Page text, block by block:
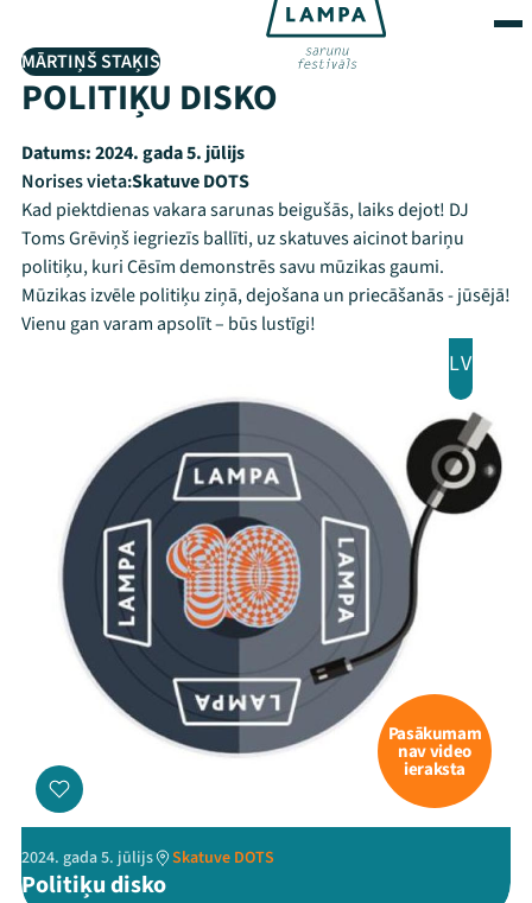
MĀRTIŅŠ STAĶIS
POLITIĶU DISKO
Datums:2024. gada 5. jūlijs
Norises vieta:Skatuve DOTS
Kad piektdienas vakara sarunas beigušās, laiks dejot! DJ
Toms Grēviņš iegriezīs ballīti, uz skatuves aicinot bariņu
politiķu, kuri Cēsīm demonstrēs savu mūzikas gaumi.
Mūzikas izvēle politiķu ziņā, dejošana un priecāšanās - jūsējā!
Vienu gan varam apsolīt – būs lustīgi!
LV
Pasākumam
nav video
ieraksta
2024. gada 5. jūlijs Skatuve DOTS
Politiķu disko